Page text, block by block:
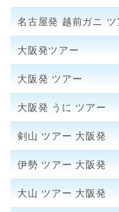
名古屋発 越前ガニ ツ
大阪発ツアー
大阪発 ツアー
大阪発 うに ツアー
剣山 ツアー 大阪発
伊勢 ツアー 大阪発
大山 ツアー 大阪発